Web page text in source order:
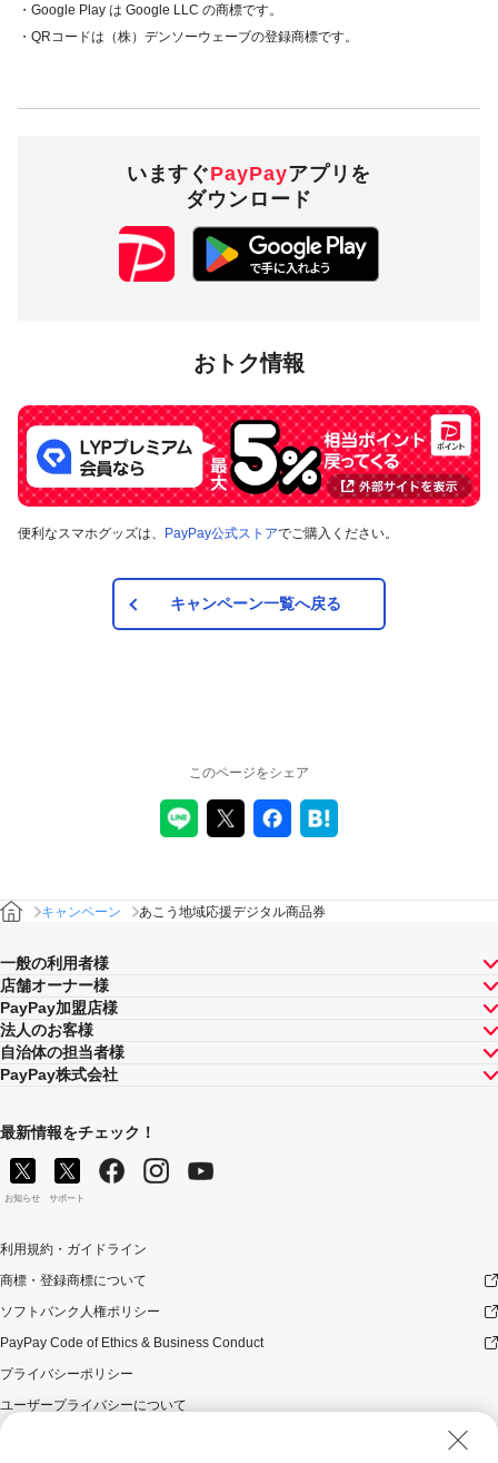
・Google Play は Google LLC の商標です。
・QRコードは（株）デンソーウェーブの登録商標です。
いますぐPayPayアプリを
ダウンロード
おトク情報
便利なスマホグッズは、 PayPay公式ストアでご購入ください。
キャンペーン一覧へ戻る
このページをシェア
キャンペーン あこう地域応援デジタル商品券
一般の利用者様
店舗オーナー様
PayPay加盟店様
法人のお客様
自治体の担当者様
PayPay株式会社
最新情報をチェック！
お知らせ サポート
利用規約・ガイドライン
商標・登録商標について
ソフトバンク人権ポリシー
PayPay Code of Ethics & Business Conduct
プライバシーポリシー
ユーザープライバシーについて